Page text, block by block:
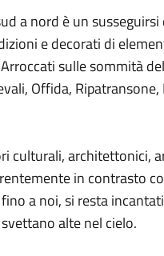
a nord è un
e decorati di
sulle sommità
Offida,
culturali, architettonici,
in contrasto
a noi, si resta
alte nel cielo.